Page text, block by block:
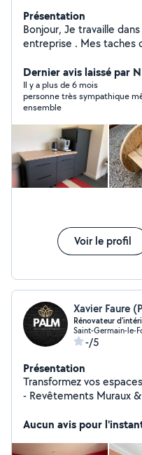
Présentation
Bonjour, Je travaille dans la maintenance d'une grand
entreprise . Mes taches
Dernier avis laissé par
Il y a plus de 6 mois
personne très sympathique
ensemble
Voir le profil
Xavier Faure
Rénovateur
Saint-Germain-le-
-/5
Présentation
Transformez vos espaces avec Palm -
Aucun avis pour